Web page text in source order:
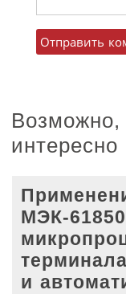
Возможно,
интересно
МЭК-
и